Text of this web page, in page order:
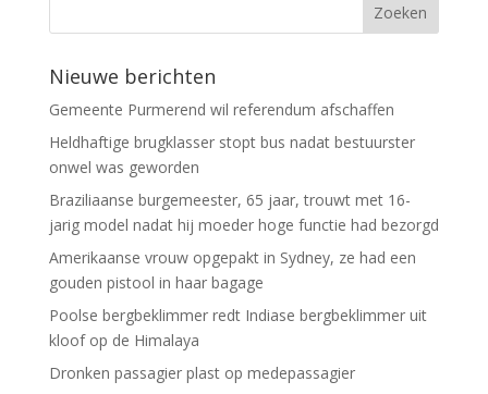
Nieuwe berichten
Gemeente Purmerend wil referendum afschaffen
Heldhaftige brugklasser stopt bus nadat bestuurster
onwel was geworden
Braziliaanse burgemeester, 65 jaar, trouwt met 16-
jarig model nadat hij moeder hoge functie had bezorgd
Amerikaanse vrouw opgepakt in Sydney, ze had een
gouden pistool in haar bagage
Poolse bergbeklimmer redt Indiase bergbeklimmer uit
kloof op de Himalaya
Dronken passagier plast op medepassagier